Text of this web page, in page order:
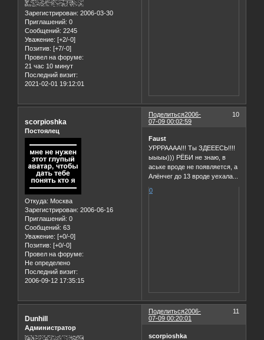
Зарегистрирован: 2006-03-30
Приглашений: 0
Сообщений: 2245
Уважение: [+2/-0]
Позитив: [+7/-0]
Провел на форуме:
21 час 10 минут
Последний визит:
2021-02-01 19:12:01
Поделиться 10
2006-
07-09 00:02:59
scorpioshka
Постоялец
Откуда: Москва
Зарегистрирован: 2006-06-16
Приглашений: 0
Сообщений: 63
Уважение: [+0/-0]
Позитив: [+0/-0]
Провел на форуме:
Не определено
Последний визит:
2006-09-12 17:35:15
Faust
УРРРАААА!!! Ты ЗДЕЕЕСЬ!!!!
ыыыы))) РЁБИ не знаю, в
аське вроде не появляется, а
Алёнчег до 13 вроде уехала...
0
Поделиться 11
2006-
07-09 00:20:01
Dunhill
Администратор
scorpioshka